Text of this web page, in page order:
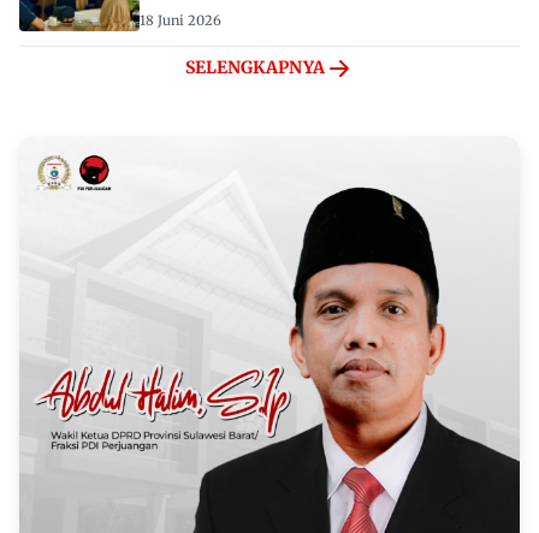
18 Juni 2026
SELENGKAPNYA